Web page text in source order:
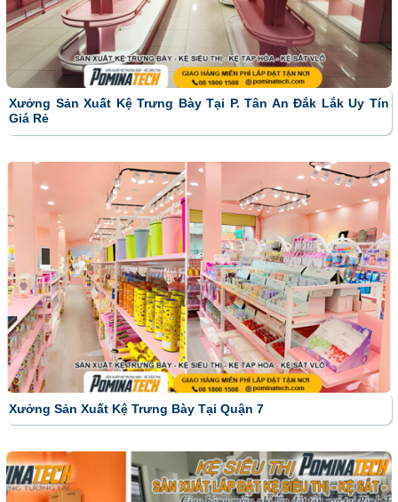
Xưởng Sản Xuất Kệ Trưng Bày Tại P. Tân An Đắk Lắk Uy Tín
Giá Rẻ
Xưởng Sản Xuất Kệ Trưng Bày Tại Quận 7